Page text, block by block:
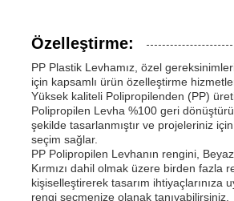
Özelleştirme:
PP Plastik Levhamız, özel
için kapsamlı ürün özelleştirme
Yüksek kaliteli Polipropilenden (PP)
Polipropilen Levha %100 geri
şekilde tasarlanmıştır ve projeleriniz
seçim sağlar.
PP Polipropilen Levhanın rengini,
Kırmızı dahil olmak üzere birden fazla
kişiselleştirerek tasarım ihtiyaçlarınıza
rengi seçmenize olanak tanıyabilirsiniz.